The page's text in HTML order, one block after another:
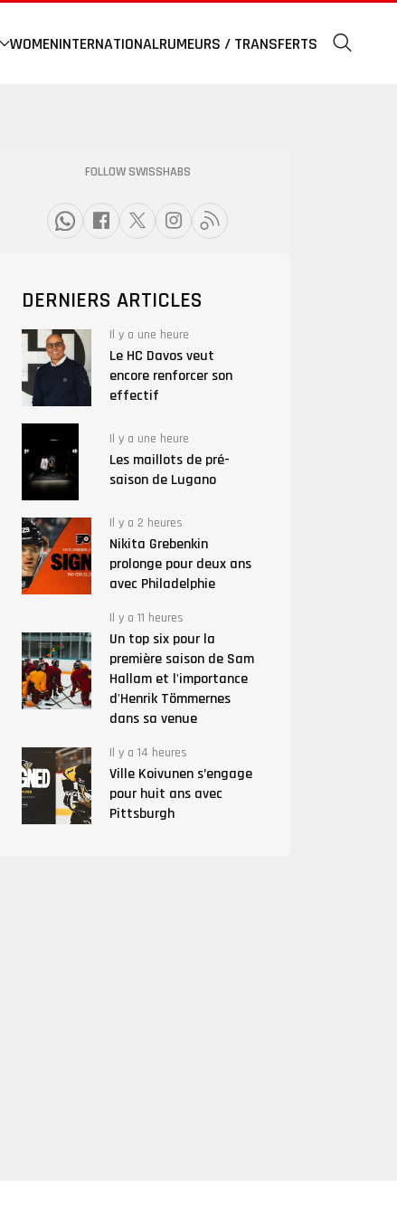
WOMENINTERNATIONALRUMEURS / TRANSFERTS
FOLLOW SWISSHABS
DERNIERS ARTICLES
Il y a une heure
Le HC Davos veut
encore renforcer son
effectif
Il y a une heure
Les maillots de pré-
saison de Lugano
Il y a 2 heures
Nikita Grebenkin
prolonge pour deux ans
avec Philadelphie
Il y a 11 heures
Un top six pour la
première saison de Sam
Hallam et l'importance
d'Henrik Tömmernes
dans sa venue
Il y a 14 heures
Ville Koivunen s’engage
pour huit ans avec
Pittsburgh